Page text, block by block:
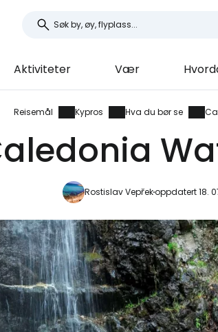
Aktiviteter Vær
Reisemål Kypros Hva du bør se
Rostislav Vepřekoppdatert 18.